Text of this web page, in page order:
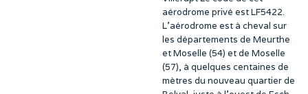
aérodrome privé est LF5422.
L’aérodrome est à cheval sur
les départements de Meurthe
et Moselle (54) et de Moselle
(57), à quelques centaines de
mètres du nouveau quartier de